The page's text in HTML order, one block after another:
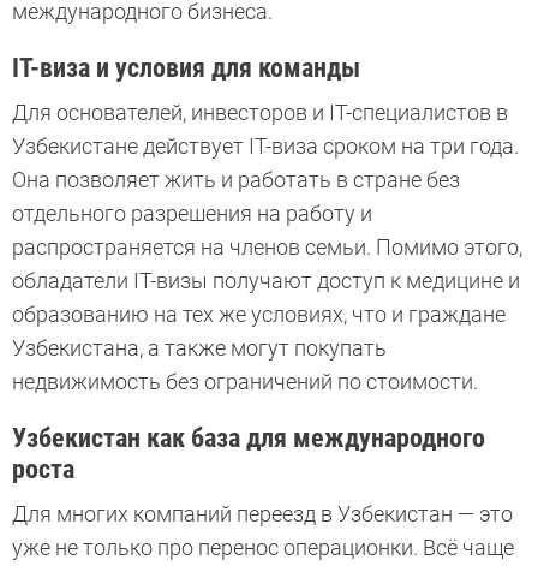
международного бизнеса.
IT-виза и условия для команды
Для основателей, инвесторов и IT-специалистов в
Узбекистане действует IT-виза сроком на три года.
Она позволяет жить и работать в стране без
отдельного разрешения на работу и
распространяется на членов семьи. Помимо этого,
обладатели IT-визы получают доступ к медицине и
образованию на тех же условиях, что и граждане
Узбекистана, а также могут покупать
недвижимость без ограничений по стоимости.
Узбекистан как база для международного
роста
Для многих компаний переезд в Узбекистан — это
уже не только про перенос операционки. Всё чаще